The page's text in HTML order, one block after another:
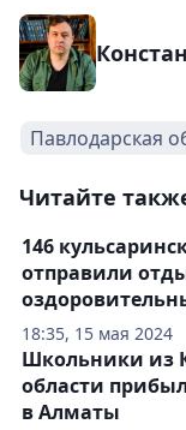
Павлодарская
Читайте
18:35, 15 мая 2024
146
отправили
Школьники из
области
в Алматы